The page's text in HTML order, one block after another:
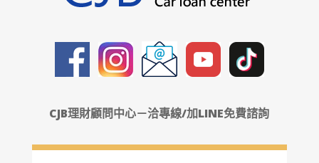
CJB理財顧問中心－洽專線/加LINE免費諮詢